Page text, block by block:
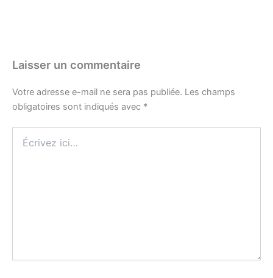
Laisser un commentaire
Votre adresse e-mail ne sera pas publiée. Les champs
obligatoires sont indiqués avec *
ici…